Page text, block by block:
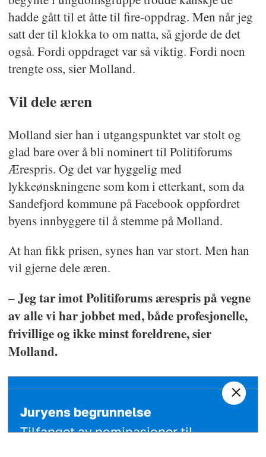
hadde gått til et åtte til fire-oppdrag. Men når jeg
satt der til klokka to om natta, så gjorde de det
også. Fordi oppdraget var så viktig. Fordi noen
trengte oss, sier Molland.
Vil dele æren
Molland sier han i utgangspunktet var stolt og
glad bare over å bli nominert til Politiforums
Ærespris. Og det var hyggelig med
lykkeønskningene som kom i etterkant, som da
Sandefjord kommune på Facebook oppfordret
byens innbyggere til å stemme på Molland.
At han fikk prisen, synes han var stort. Men han
vil gjerne dele æren.
– Jeg tar imot Politiforums ærespris på vegne
av alle vi har jobbet med, både profesjonelle,
frivillige og ikke minst foreldrene, sier
Molland.
Juryens begrunnelse
Tilfanget av nominasjoner til